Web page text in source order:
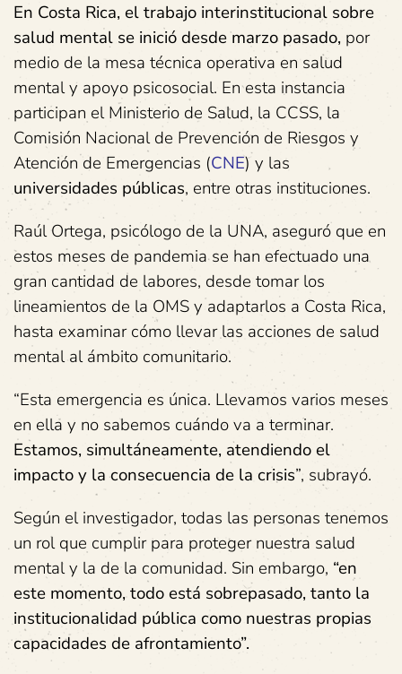
En Costa Rica, el trabajo interinstitucional sobre
salud mental se inició desde marzo pasado, por
medio de la mesa técnica operativa en salud
mental y apoyo psicosocial. En esta instancia
participan el Ministerio de Salud, la CCSS, la
Comisión Nacional de Prevención de Riesgos y
Atención de Emergencias (CNE) y las
universidades públicas, entre otras instituciones.
Raúl Ortega, psicólogo de la UNA, aseguró que en
estos meses de pandemia se han efectuado una
gran cantidad de labores, desde tomar los
lineamientos de la OMS y adaptarlos a Costa Rica,
hasta examinar cómo llevar las acciones de salud
mental al ámbito comunitario.
“Esta emergencia es única. Llevamos varios meses
en ella y no sabemos cuándo va a terminar.
Estamos, simultáneamente, atendiendo el
impacto y la consecuencia de la crisis”, subrayó.
Según el investigador, todas las personas tenemos
un rol que cumplir para proteger nuestra salud
mental y la de la comunidad. Sin embargo, “en
este momento, todo está sobrepasado, tanto la
institucionalidad pública como nuestras propias
capacidades de afrontamiento”.